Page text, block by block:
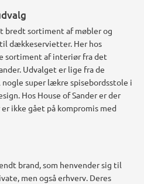
bredt sortiment af møbler og
dækkeservietter. Her hos
sortiment af interiør fra det
Udvalget er lige fra de
super lækre spisebordsstole i
Hos House of Sander er der
ikke gået på kompromis med
brand, som henvender sig til
men også erhverv. Deres